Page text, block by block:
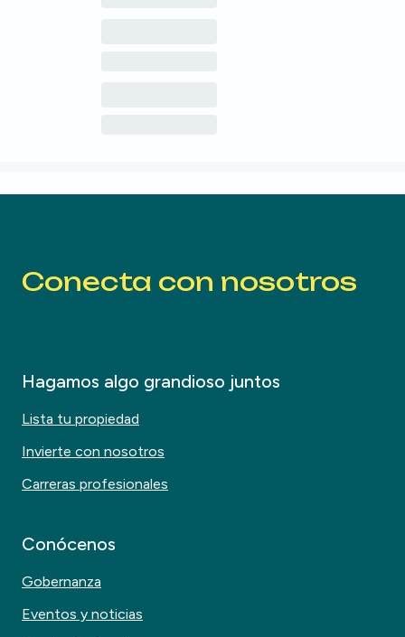
Conecta con nosotros
Hagamos algo grandioso juntos
Lista tu propiedad
Invierte con nosotros
Carreras profesionales
Conócenos
Gobernanza
Eventos y noticias